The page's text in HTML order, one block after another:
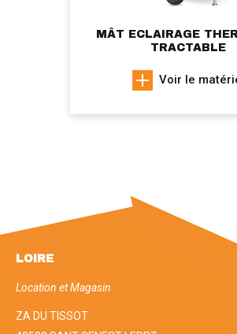
MÂT ECLAIRAGE
TRACTABLE
Voir le
LOIRE
Location et Magasin
ZA DU TISSOT